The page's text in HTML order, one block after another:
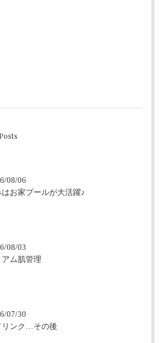
08/06
はお家プールが大活躍♪
08/03
アム肌管理
07/30
リンク…その後